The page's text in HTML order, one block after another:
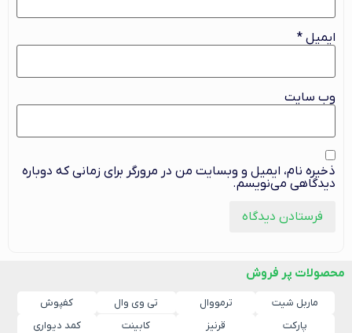
ایمیل *
وب‌ سایت
ذخیره نام، ایمیل و وبسایت من در مرورگر برای زمانی که دوباره
دیدگاهی می‌نویسم.
محصولات پر فروش
ماربل شیت ترمووال تی وی وال
کفپوش
پارکت
قرنیز کابینت کمد دیواری